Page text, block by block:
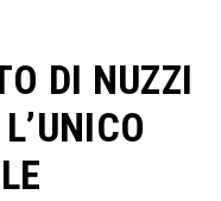
DI NUZZI